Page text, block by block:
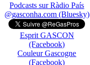
Podcasts sur Ràdio País
@gasconha.com (Bluesky)
Esprit GASCON
(Facebook)
Couleur Gascogne
(Facebook)